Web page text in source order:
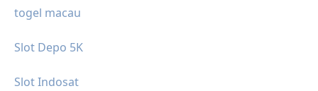
togel macau
Slot Depo 5K
Slot Indosat